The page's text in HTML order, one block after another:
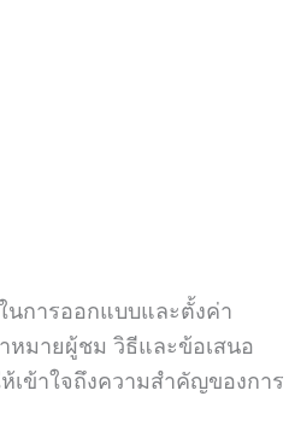
นการออกแบบและตั้งค่า
หมายผู้ชม วิธีและข้อเสนอ
ข้าใจถึงความสำคัญของการ